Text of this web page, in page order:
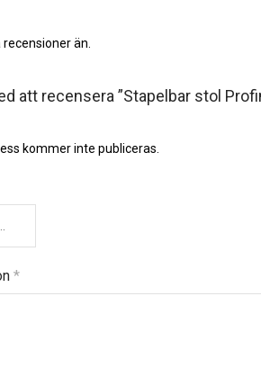
än.
att recensera ”Stapelbar stol
kommer inte publiceras.
*